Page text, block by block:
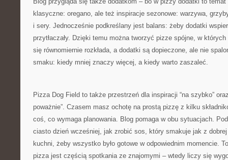
klasyczne: oregano, ale też inspiracje sezonowe: warzywa,
i sery. Jednocześnie podkreślany jest balans: żeby dodatki
przytłaczały. Dzięki temu można tworzyć pizze spójne, w
się równomiernie rozkłada, a dodatki są dopieczone, ale nie
smaku: kiedy mniej znaczy więcej, a kiedy warto zaszaleć.
Pizza Dog Field to także przestrzeń dla inspiracji “na szybko”
poważnie”. Czasem masz ochotę na prostą pizzę z kilku
coś, co wymaga planowania. Blog pomaga w obu sytuacjach.
ciasto dzień wcześniej, jak zrobić sos, który smakuje jak z
kuchni, żeby wszystko było gotowe w odpowiednim momencie.
pizza jest częścią spotkania ze znajomymi – wtedy liczy się